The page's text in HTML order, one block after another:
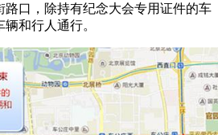
路口，除持有纪念大会专用证件的车
和行人通行。